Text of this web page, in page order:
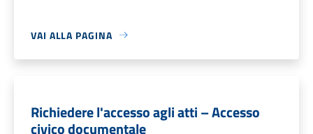
VAI ALLA PAGINA
Richiedere l'accesso agli atti – Accesso
civico documentale